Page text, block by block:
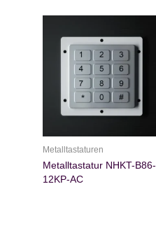
Metalltastaturen
Metalltastatur NHKT-B86-
12KP-AC